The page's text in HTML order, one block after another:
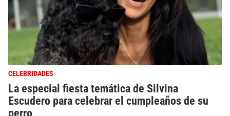
CELEBRIDADES
La especial fiesta temática de Silvina
Escudero para celebrar el cumpleaños de su
perro